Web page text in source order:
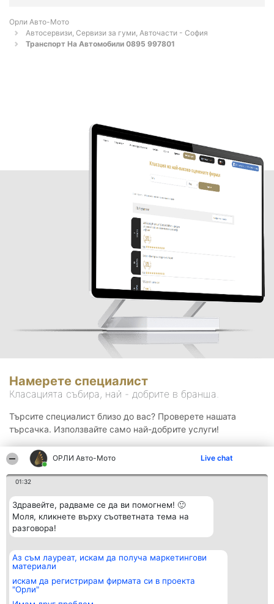
ОРЛИ Aвто-Mото Live chat
01:32
Здравейте, радваме се да ви помогнем! 🙂
Моля, кликнете върху съответната тема на
разговора!
Аз съм лауреат, искам да получа маркетингови
материали
искам да регистрирам фирмата си в проекта
"Орли"
Орли Aвто-Mото
Автосервизи, Сервизи за гуми, Авточасти - София
Транспорт На Автомобили 0895 997801
Намерете специалист
Класацията събира, най - добрите в бранша.
Търсите специалист близо до вас? Проверете нашата
търсачка. Използвайте само най-добрите услуги!
Организатор на
класиране
BulevardulAleea Timișul De
Sus Nr. 2, Bl. A30, Sc. A, Et.
Класация
всички
Контакти